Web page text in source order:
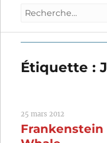
Recherche
:
Étiquette :
25 mars 2012
Frankenstein